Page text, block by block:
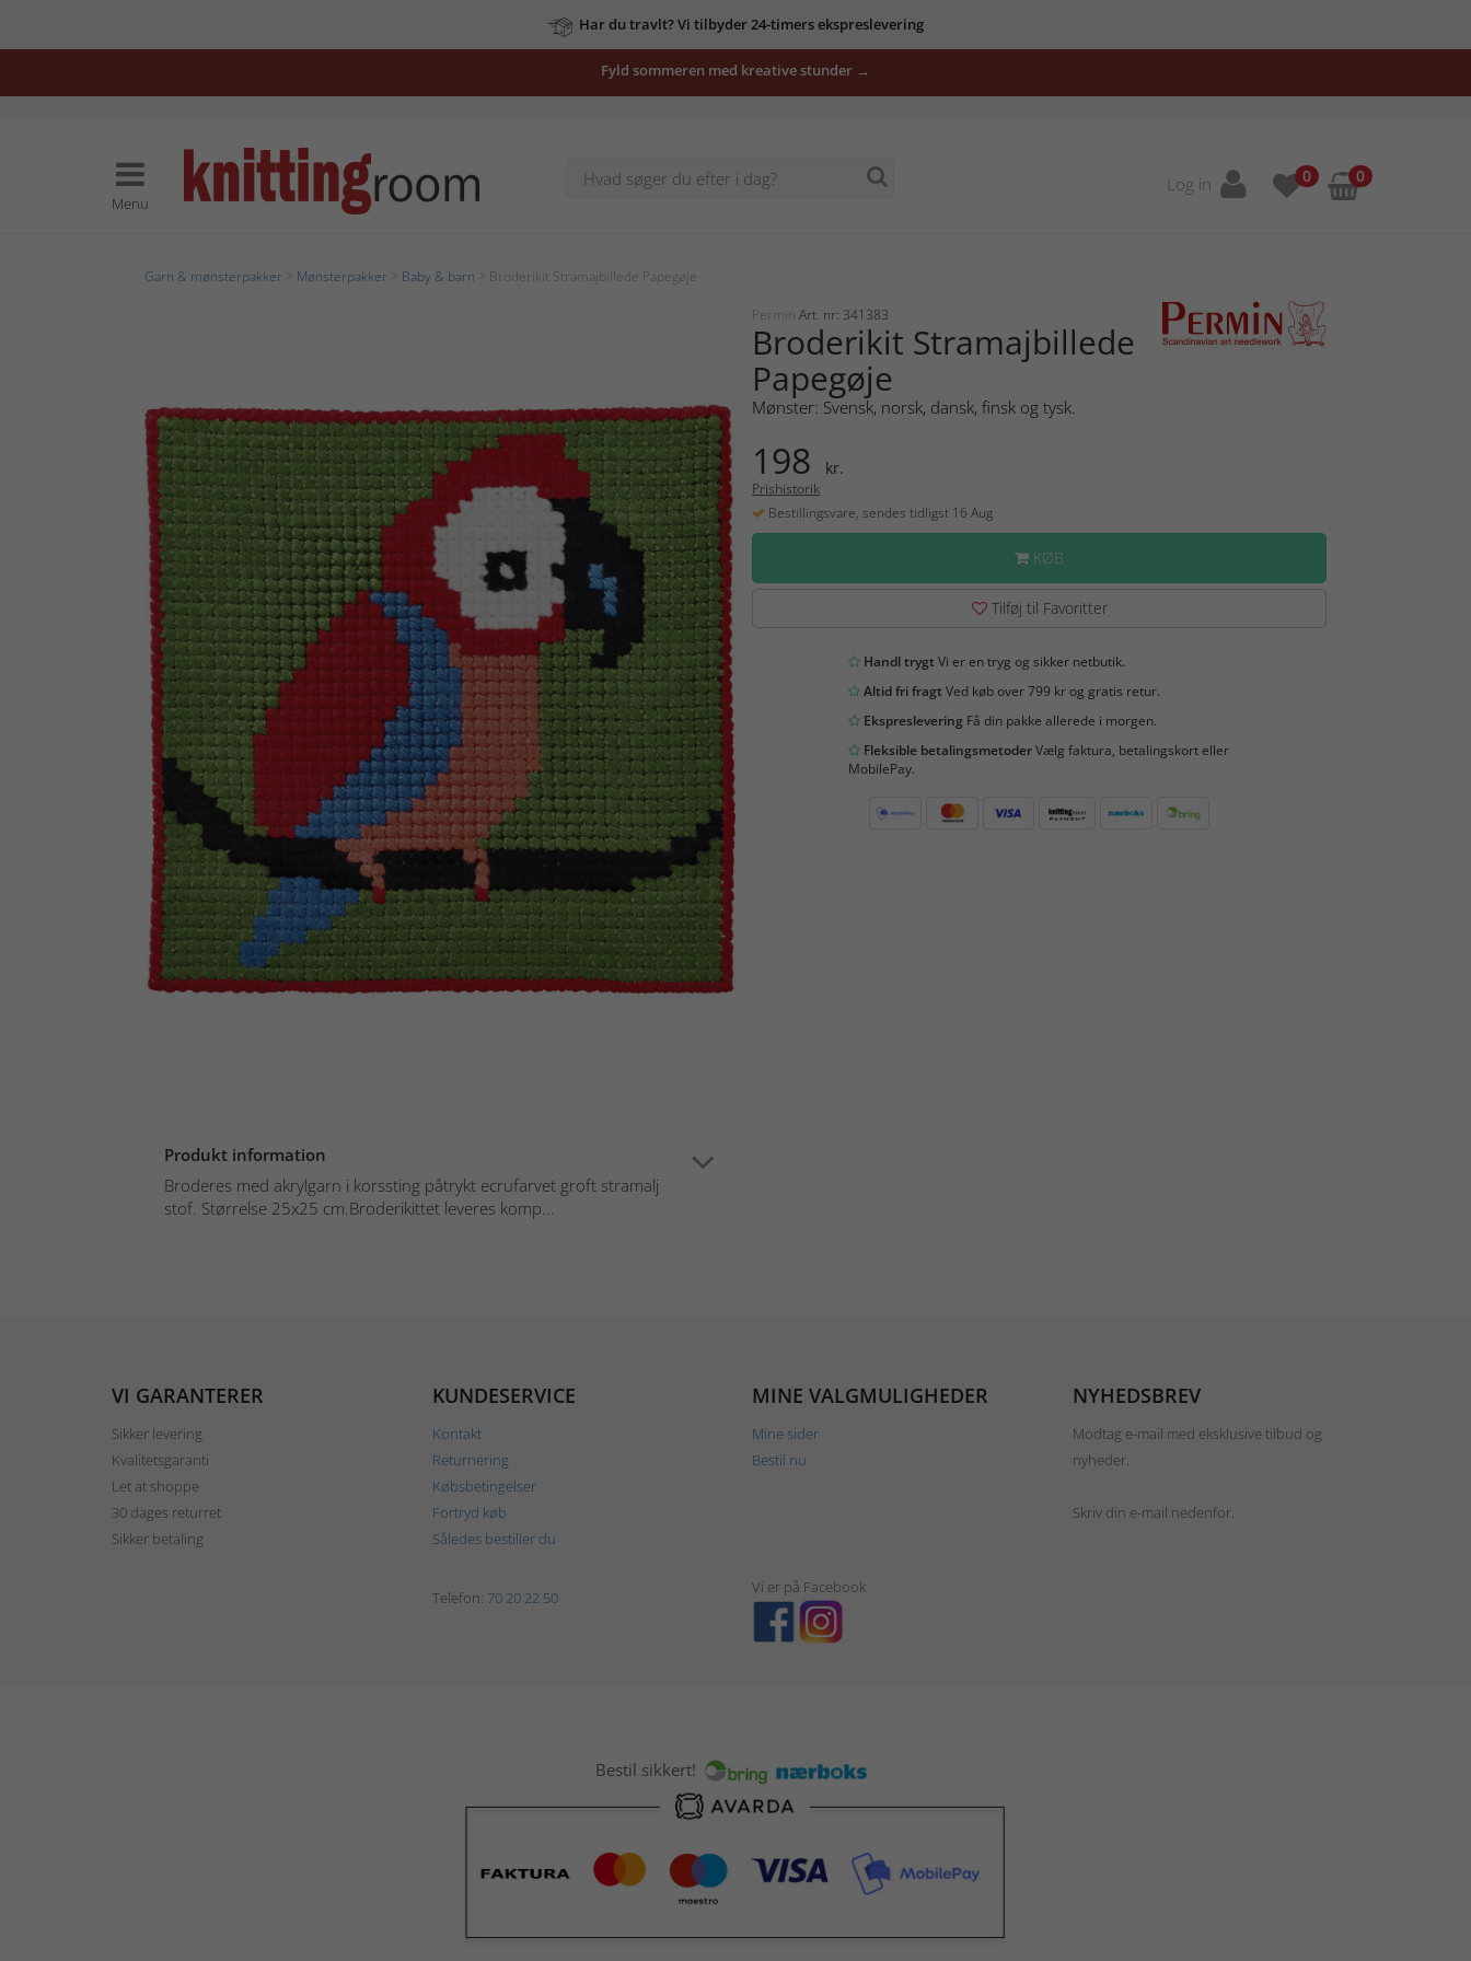
Har du travlt? Vi tilbyder 24-timers ekspreslevering
Fyld sommeren med kreative stunder →
Menu
Log in 0 0
Garn & mønsterpakker Mønsterpakker Baby & barn > Broderikit Stramajbillede Papegøje
Produkt information
Broderes med akrylgarn i korssting påtrykt ecrufarvet groft stramalj
stof. Størrelse 25x25 cm.Broderikittet leveres komp...
Permin Art. nr: 341383
Broderikit Stramajbillede
Papegøje
Mønster: Svensk, norsk, dansk, finsk og tysk.
198 kr.
Prishistorik
Bestillingsvare, sendes tidligst 16 Aug
KØB
Tilføj til Favoritter
Handl trygtVi er en tryg og sikker netbutik.
Altid fri fragtVed køb over 799 kr og gratis retur.
EkspresleveringFå din pakke allerede i morgen.
Fleksible betalingsmetoderVælg faktura, betalingskort eller
MobilePay.
VI GARANTERER
Sikker levering
Kvalitetsgaranti
Let at shoppe
30 dages returret
Sikker betaling
KUNDESERVICE
Kontakt
Returnering
Købsbetingelser
Fortryd køb
Således bestiller du
MINE VALGMULIGHEDER
Mine sider
Bestil nu
NYHEDSBREV
Modtag e-mail med eksklusive tilbud og
nyheder.
Skriv din e-mail nedenfor.
Telefon: 70 20 22 50
Vi er på Facebook
Bestil sikkert!